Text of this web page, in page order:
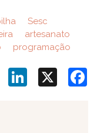
Sesc
artesanato
programação
LinkedIn
WhatsApp